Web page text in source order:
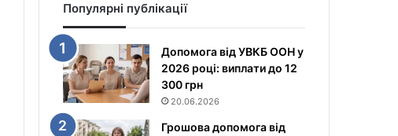
Популярні публікації
Допомога від УВКБ ООН у
2026 році: виплати до 12
300 грн
20.06.2026
Грошова допомога від